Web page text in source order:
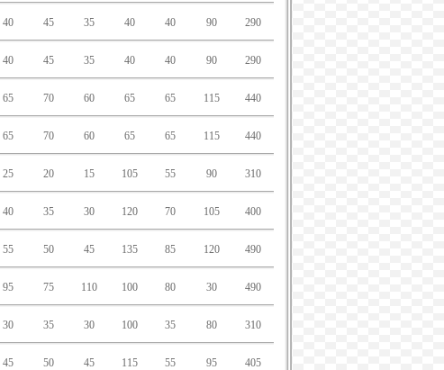
40 45 35 40 40 90 290
40 45 35 40 40 90 290
65 70 60 65 65 115 440
65 70 60 65 65 115 440
25 20 15 105 55 90 310
40 35 30 120 70 105 400
55 50 45 135 85 120 490
95 75 110 100 80 30 490
30 35 30 100 35 80 310
45 50 45 115 55 95 405